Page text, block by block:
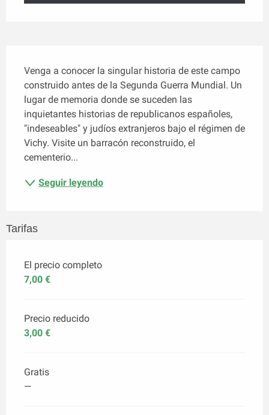
Venga a conocer la singular historia de este campo
construido antes de la Segunda Guerra Mundial. Un
lugar de memoria donde se suceden las
inquietantes historias de republicanos españoles,
"indeseables" y judíos extranjeros bajo el régimen de
Vichy. Visite un barracón reconstruido, el
cementerio...
Seguir leyendo
Tarifas
El precio completo
7,00 €
Precio reducido
3,00 €
Gratis
—